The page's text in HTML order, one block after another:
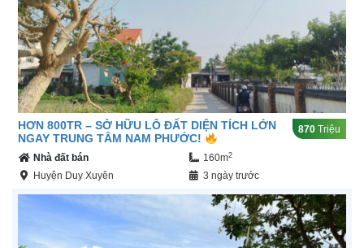
HƠN 800TR – SỞ HỮU LÔ ĐẤT DIỆN TÍCH LỚN
NGAY TRUNG TÂM NAM PHƯỚC!
870 Triệu
Nhà đất bán 160m2
Huyện Duy Xuyên 3 ngày trước